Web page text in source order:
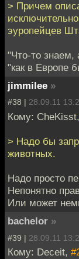
> Причем
эуропейцев
"Что-то знаем,
"как в Европе
jimmilee »
#38 | 28.09.11
Кому: CheKisst,
> Надо бы
животных.
Надо просто
Непонятно
Или может
bachelor »
#39 | 28.09.11
Кому: Deceit,